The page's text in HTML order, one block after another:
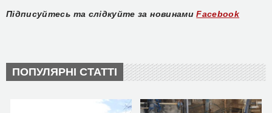
Підписуйтесь та слідкуйте за новинами Facebook
ПОПУЛЯРНІ СТАТТІ